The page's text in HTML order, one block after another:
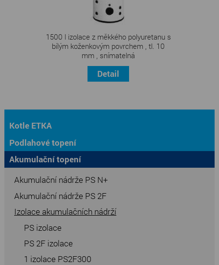
1500 l izolace z měkkého polyuretanu s
bílým koženkovým povrchem , tl. 10
mm , snímatelná
Detail
Kotle ETKA
Podlahové topení
Akumulační topení
Akumulační nádrže PS N+
Akumulační nádrže PS 2F
Izolace akumulačních nádrží
PS izolace
PS 2F izolace
1 izolace PS2F300